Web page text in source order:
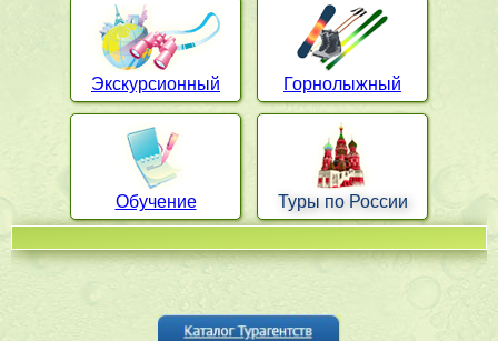
Экскурсионный Горнолыжный
Обучение Туры по России